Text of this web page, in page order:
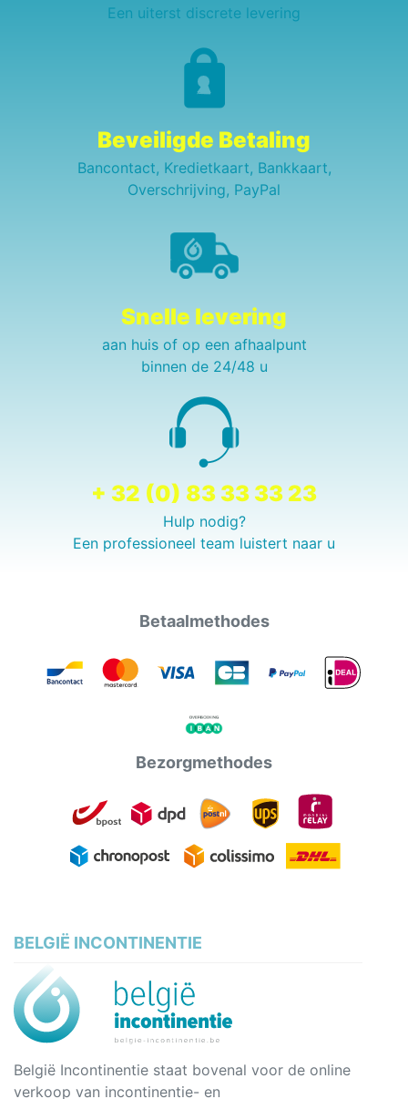
Een uiterst discrete levering
Beveiligde Betaling
Bancontact, Kredietkaart, Bankkaart,
Overschrijving, PayPal
Snelle levering
aan huis of op een afhaalpunt
binnen de 24/48 u
+ 32 (0) 83 33 33 23
Hulp nodig?
Een professioneel team luistert naar u
Betaalmethodes
Bezorgmethodes
BELGIË INCONTINENTIE
België Incontinentie staat bovenal voor de online
verkoop van incontinentie- en